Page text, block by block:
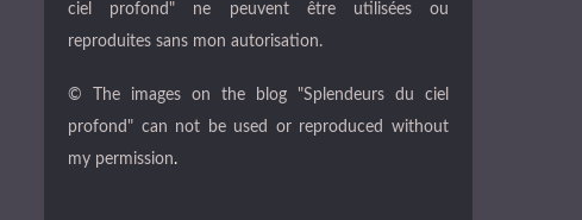
ciel profond" ne peuvent être utilisées ou
reproduites sans mon autorisation.
© The images on the blog "Splendeurs du ciel
profond" can not be used or reproduced without
my permission.